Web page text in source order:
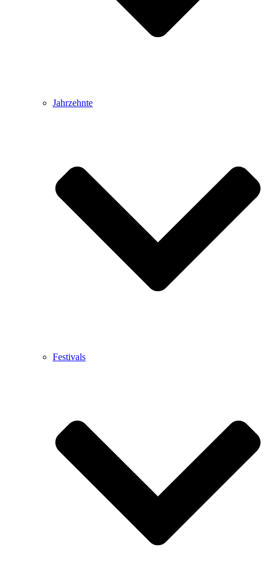
Jahrzehnte
Festivals